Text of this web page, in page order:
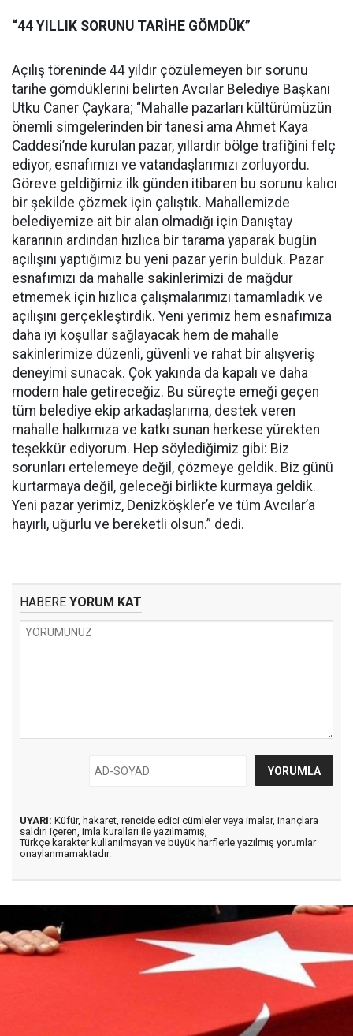
“44 YILLIK SORUNU TARİHE GÖMDÜK”
Açılış töreninde 44 yıldır çözülemeyen bir sorunu
tarihe gömdüklerini belirten Avcılar Belediye Başkanı
Utku Caner Çaykara; “Mahalle pazarları kültürümüzün
önemli simgelerinden bir tanesi ama Ahmet Kaya
Caddesi’nde kurulan pazar, yıllardır bölge trafiğini felç
ediyor, esnafımızı ve vatandaşlarımızı zorluyordu.
Göreve geldiğimiz ilk günden itibaren bu sorunu kalıcı
bir şekilde çözmek için çalıştık. Mahallemizde
belediyemize ait bir alan olmadığı için Danıştay
kararının ardından hızlıca bir tarama yaparak bugün
açılışını yaptığımız bu yeni pazar yerin bulduk. Pazar
esnafımızı da mahalle sakinlerimizi de mağdur
etmemek için hızlıca çalışmalarımızı tamamladık ve
açılışını gerçekleştirdik. Yeni yerimiz hem esnafımıza
daha iyi koşullar sağlayacak hem de mahalle
sakinlerimize düzenli, güvenli ve rahat bir alışveriş
deneyimi sunacak. Çok yakında da kapalı ve daha
modern hale getireceğiz. Bu süreçte emeği geçen
tüm belediye ekip arkadaşlarıma, destek veren
mahalle halkımıza ve katkı sunan herkese yürekten
teşekkür ediyorum. Hep söylediğimiz gibi: Biz
sorunları ertelemeye değil, çözmeye geldik. Biz günü
kurtarmaya değil, geleceği birlikte kurmaya geldik.
Yeni pazar yerimiz, Denizköşkler’e ve tüm Avcılar’a
hayırlı, uğurlu ve bereketli olsun.” dedi.
HABERE YORUM KAT
UYARI: Küfür, hakaret, rencide edici cümleler veya imalar, inançlara
saldırı içeren, imla kuralları ile yazılmamış,
Türkçe karakter kullanılmayan ve büyük harflerle yazılmış yorumlar
onaylanmamaktadır.